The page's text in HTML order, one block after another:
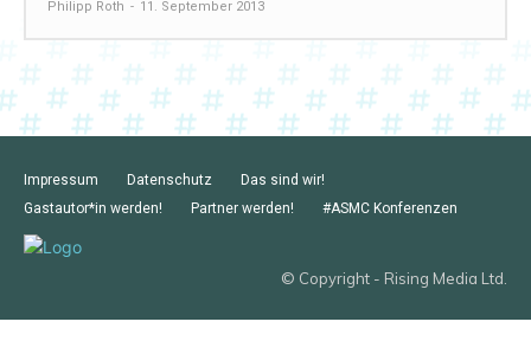
Philipp Roth - 11. September 2013
Impressum Datenschutz
Das sind wir!
Gastautor*in werden!
Partner werden! #ASMC Konferenzen
© Copyright - Rising Media Ltd.